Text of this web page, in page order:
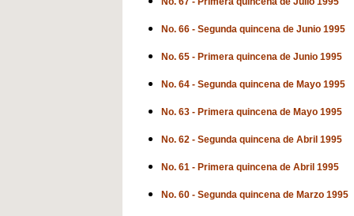
No. 66 - Segunda quincena de Junio 1995
No. 65 - Primera quincena de Junio 1995
No. 64 - Segunda quincena de Mayo 1995
No. 63 - Primera quincena de Mayo 1995
No. 62 - Segunda quincena de Abril 1995
No. 61 - Primera quincena de Abril 1995
No. 60 - Segunda quincena de Marzo 1995